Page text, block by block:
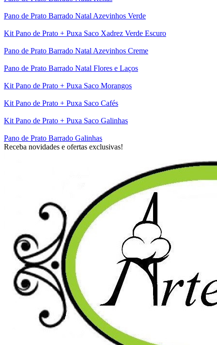
Pano de Prato Barrado Natal Azevinhos Verde
Kit Pano de Prato + Puxa Saco Xadrez Verde Escuro
Pano de Prato Barrado Natal Azevinhos Creme
Pano de Prato Barrado Natal Flores e Laços
Kit Pano de Prato + Puxa Saco Morangos
Kit Pano de Prato + Puxa Saco Cafés
Kit Pano de Prato + Puxa Saco Galinhas
Pano de Prato Barrado Galinhas
Receba novidades e ofertas exclusivas!